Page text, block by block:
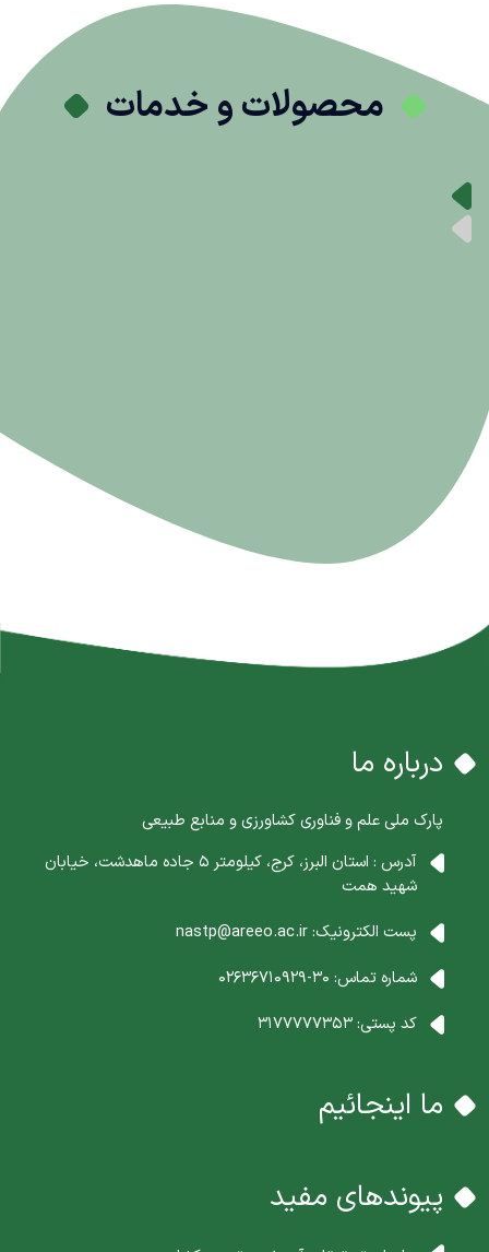
محصولات و خدمات
درباره ما
پارک ملی علم و فناوری کشاورزی و منابع طبیعی
آدرس : استان البرز، کرج، کیلومتر 5 جاده ماهدشت، خیابان
شهید همت
پست الکترونیک:nastp@areeo.ac.ir
شماره تماس: 30-02636710929
کد پستی:3177777353
ما اینجائیم
پیوندهای مفید